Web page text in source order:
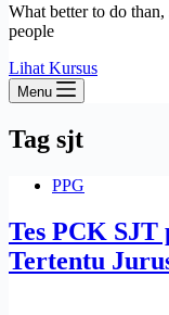
What better to do
people
Lihat Kursus
Menu
Tag sjt
PPG
Tes PCK
Tertentu